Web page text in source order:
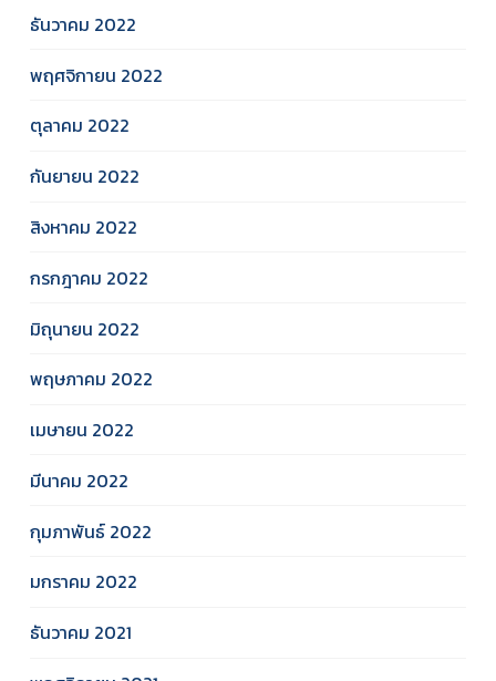
ธันวาคม 2022
พฤศจิกายน 2022
ตุลาคม 2022
กันยายน 2022
สิงหาคม 2022
กรกฎาคม 2022
มิถุนายน 2022
พฤษภาคม 2022
เมษายน 2022
มีนาคม 2022
กุมภาพันธ์ 2022
มกราคม 2022
ธันวาคม 2021